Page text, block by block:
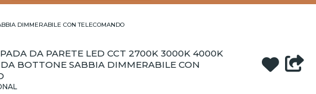
DIMMERABILE CON TELECOMANDO
DA PARETE LED CCT 2700K 3000K 4000K
BOTTONE SABBIA DIMMERABILE CON